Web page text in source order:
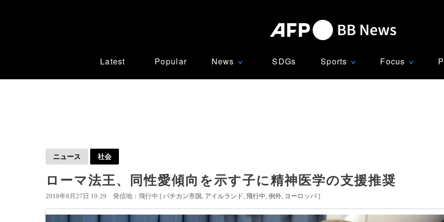
Latest Popular News ∨ SDGs Sports ∨ Focus ∨
ニュース 社会
ローマ法王、同性愛傾向を示す子に精神医学の支援推奨
2018年8月27日 19:29 発信地：飛行中 [ バチカン市国 アイルランド 飛行中 例外 ヨーロッパ ]